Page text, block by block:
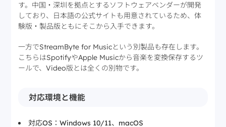
す。中国・深圳を拠点とするソフトウェアベンダーが開発
しており、日本語の公式サイトも用意されているため、体
験版・製品版ともにそこから入手できます。
一方でStreamByte for Musicという別製品も存在します。
こちらはSpotifyやApple Musicから音楽を変換保存するツ
ールで、Video版とは全くの別物です。
対応環境と機能
対応OS：Windows 10/11、macOS